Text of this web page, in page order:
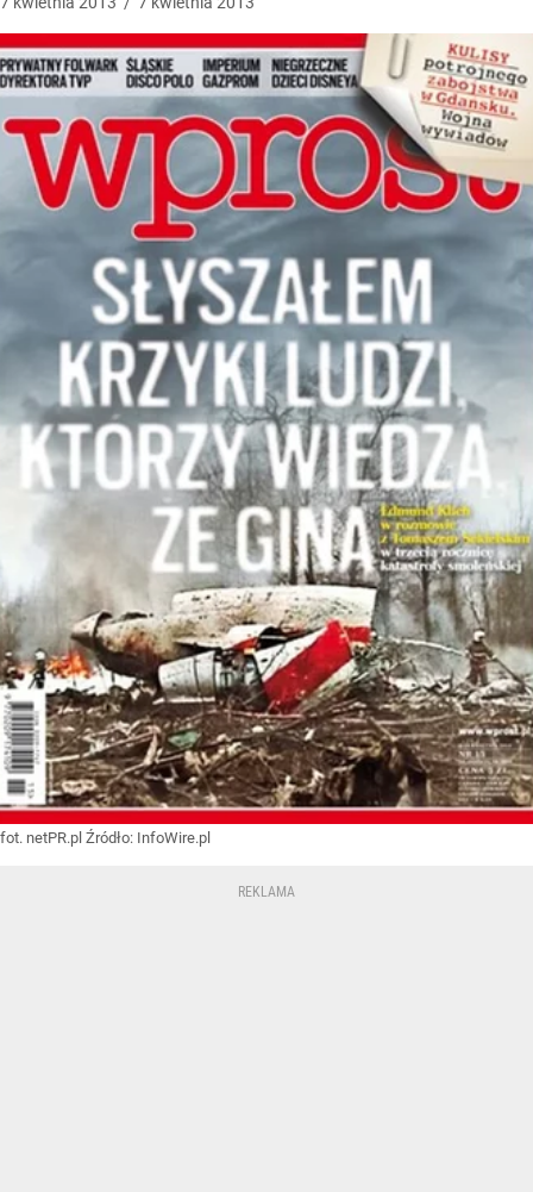
fot. netPR.pl Źródło: InfoWire.pl